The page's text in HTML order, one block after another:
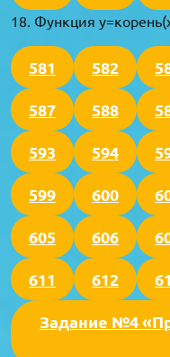
18. Функция
581 582
587 588
593 594
599 600
605 606
611 612
Задание №4